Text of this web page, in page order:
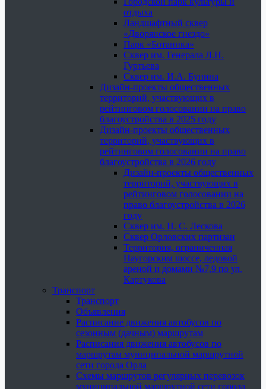
отдыха
Ландшафтный сквер
«Дворянское гнездо»
Парк «Ботаника»
Сквер им. Генерала Л.Н.
Гуртьева
Сквер им. И.А. Бунина
Дизайн-проекты общественных
территорий, участвующих в
рейтинговом голосовании на право
благоустройства в 2025 году
Дизайн-проекты общественных
территорий, участвующих в
рейтинговом голосовании на право
благоустройства в 2026 году
Дизайн-проекты общественных
территорий, участвующих в
рейтинговом голосовании на
право благоустройства в 2026
году
Сквер им. Н. С. Лескова
Сквер Орловских партизан
Территория, ограниченная
Наугорским шоссе, ледовой
ареной и домами №7,9 по ул.
Картукова
Транспорт
Транспорт
Объявления
Расписание движения автобусов по
сезонным (дачным) маршрутам
Расписания движения автобусов по
маршрутам муниципальной маршрутной
сети города Орла
Схемы маршрутов регулярных перевозок
муниципальной маршрутной сети города